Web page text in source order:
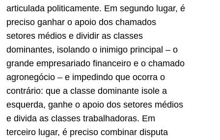
articulada politicamente. Em segundo lugar, é
preciso ganhar o apoio dos chamados
setores médios e dividir as classes
dominantes, isolando o inimigo principal – o
grande empresariado financeiro e o chamado
agronegócio – e impedindo que ocorra o
contrário: que a classe dominante isole a
esquerda, ganhe o apoio dos setores médios
e divida as classes trabalhadoras. Em
terceiro lugar, é preciso combinar disputa